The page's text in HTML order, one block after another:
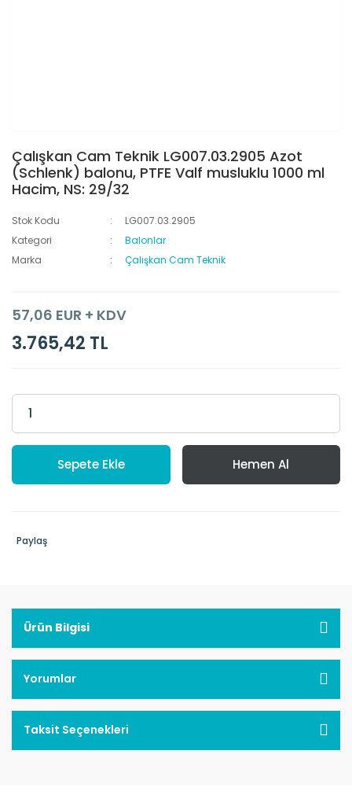
Çalışkan Cam Teknik LG007.03.2905 Azot
(Schlenk) balonu, PTFE Valf musluklu 1000 ml
Hacim, NS: 29/32
Stok Kodu
LG007.03.2905
Kategori
Balonlar
Marka
Çalışkan Cam Teknik
57,06 EUR + KDV
3.765,42 TL
Sepete Ekle Hemen Al
Paylaş
Ürün Bilgisi
Yorumlar
Taksit Seçenekleri